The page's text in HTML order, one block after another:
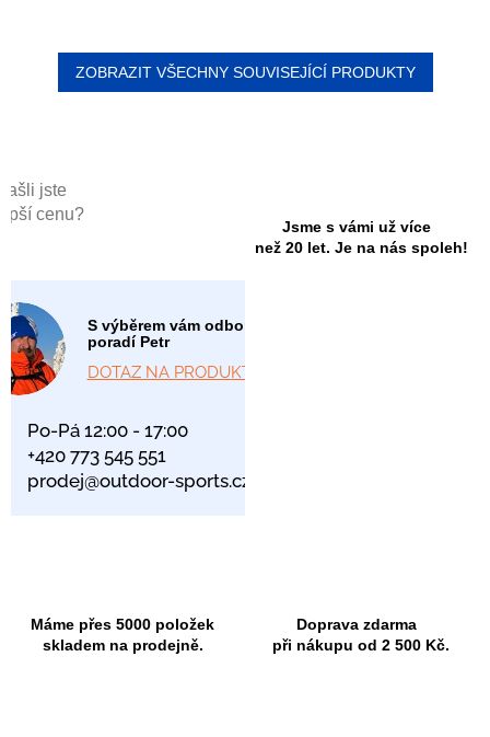
jste
cenu?
S výběrem vám odborně
poradí Petr
DOTAZ NA PRODUKT
Po-Pá 12:00 - 17:00
+420 773 545 551
prodej@outdoor-sports.cz
Jsme s vámi už více
než 20 let. Je na nás spoleh!
Máme přes 5000 položek
skladem na prodejně.
Doprava zdarma
při nákupu od 2 500 Kč.
ZOBRAZIT VŠECHNY SOUVISEJÍCÍ PRODUKTY